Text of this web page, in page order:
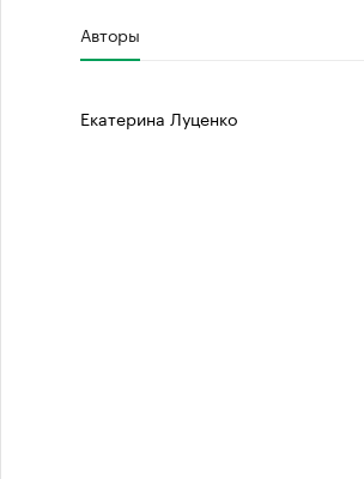
Авторы
Екатерина Луценко